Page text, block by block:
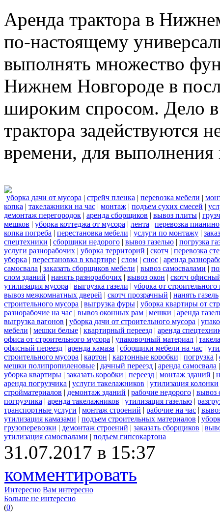
Аренда трактора в
по-настоящему
выполнять множество
Нижнем Новгороде в
широким спросом. Дело
трактора задействуются
времени, для выполнения
уборка дачи от мусора | стрейч пленка | перевозка мебели |
копка | такелажники на час | монтаж | подъем сухих смесей |
демонтаж перегородок | аренда сборщиков | вывоз плиты |
мешков | уборка коттеджа от мусора | лента | перевозка пианино
копка погреба | перестановка мебели | услуги по монтажу |
спецтехники | сборщики недорого | вывоз газелью | погрузка
услуги разнорабочих | уборка территорий | скотч | перевозка
уборка | перестановка в квартире | слом | снос | аренда
самосвала | заказать сборщиков мебели | вывоз самосвалами |
слом зданий | нанять разнорабочих | вывоз окон | скотч
утилизация мусора | выгрузка газели | уборка от строительного
вывоз межкомнатных дверей | скотч прозрачный | нанять газель
строительного мусора | выгрузка фуры | уборка квартиры от
разнорабочие на час | вывоз оконных рам | мешки | аренда
выгрузка вагонов | уборка дачи от строительного мусора |
мебели | мешки белые | квартирный переезд | аренда
офиса от строительного мусора | упаковочный материал |
офисный переезд | аренда камаза | сборщики мебели на час |
строительного мусора | картон | картонные коробки | погрузка |
мешки полипропиленовые | дачный переезд | аренда самосвала
уборка квартиры | заказать коробки | переезд | монтаж зданий |
аренда погрузчика | услуги такелажников | утилизация колонки
стройматериалов | демонтаж зданий | рабочие недорого | вывоз
погрузчика | аренда такелажников | утилизация газелью |
транспортные услуги | монтаж строений | рабочие на час |
утилизация камазами | подъем строительных материалов |
грузоперевозки | демонтаж строений | заказать сборщиков |
утилизация самосвалами | подъем гипсокартона
31.07.2017 в 15:37
комментировать
Интересно Вам интересно
Больше не интересно
(0)